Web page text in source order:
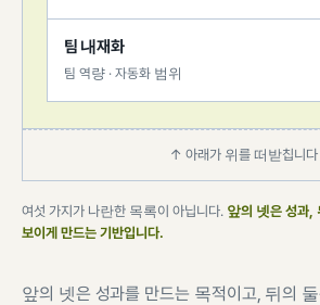
팀 내재화
팀 역량 · 자동화 범위
↑ 아래가 위를 떠받칩니다
여섯 가지가 나란한 목록이 아닙니다. 앞의 넷은 성과,
보이게 만드는 기반입니다.
앞의 넷은 성과를 만드는 목적이고, 뒤의